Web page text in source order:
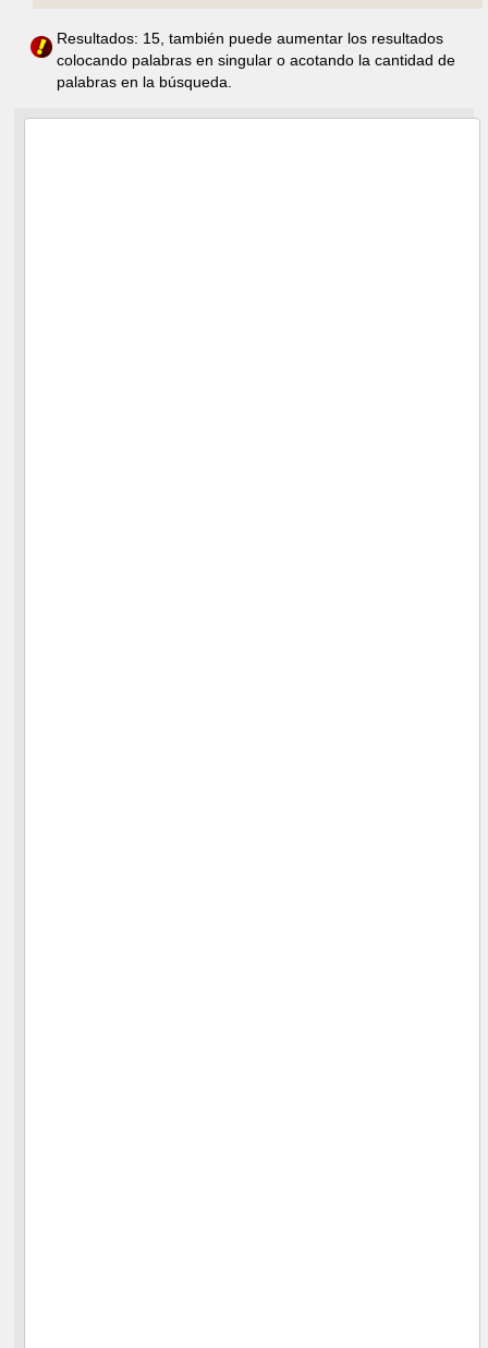
Resultados: 15, también puede aumentar los resultados
colocando palabras en singular o acotando la cantidad de
palabras en la búsqueda.